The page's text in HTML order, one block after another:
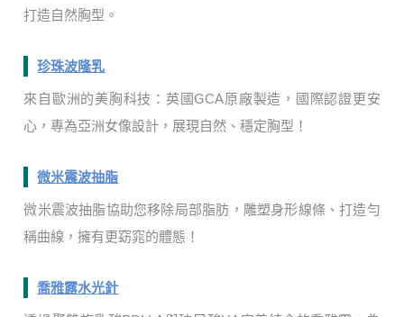
打造自然胸型。
珍珠波隆乳
來自歐洲的美胸科技：英國GCA原廠製造，國際認證更安
心，專為亞洲女像設計，展現自然、穩定胸型！
微米震波抽脂
微米震波抽脂協助您移除局部脂肪，雕塑身形線條、打造勻
稱曲線，擁有更窈窕的體態！
喬雅露水光針